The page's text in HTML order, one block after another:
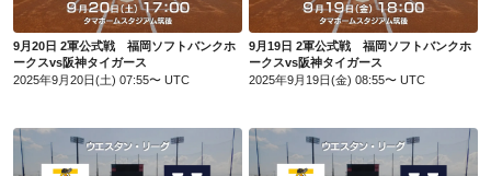
9月20日 2軍公式戦 福岡ソフトバンクホ
ークスvs阪神タイガース
2025年9月20日(土) 07:55〜 UTC
9月19日 2軍公式戦 福岡ソフトバンクホ
ークスvs阪神タイガース
2025年9月19日(金) 08:55〜 UTC